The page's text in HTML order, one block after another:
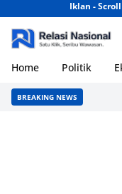
Iklan -
Home Politik
BREAKING NEWS